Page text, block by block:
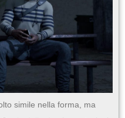
simile nella forma, ma